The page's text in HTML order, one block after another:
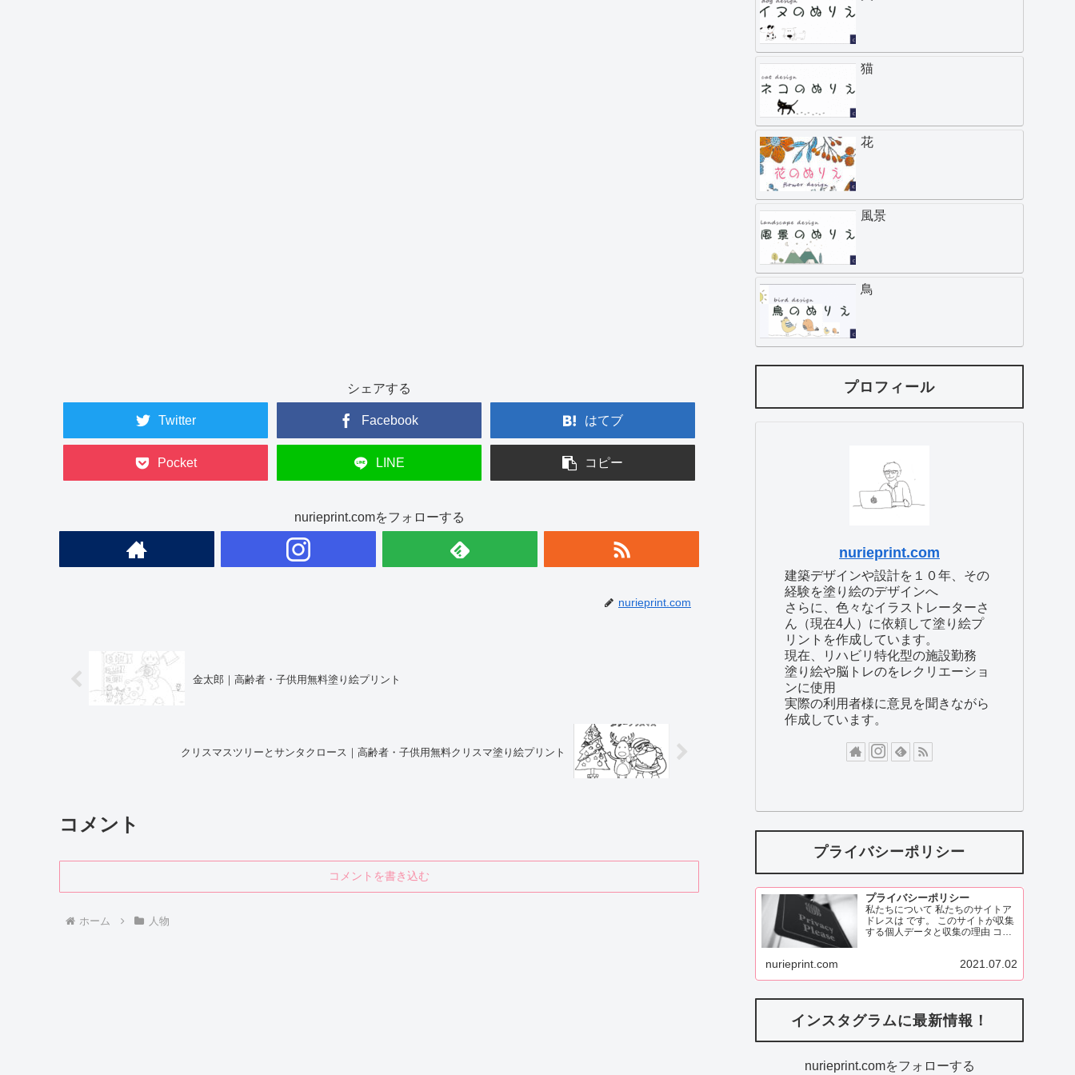
シェアする
Twitter Facebook はてブ
Pocket LINE コピー
nurieprint.comをフォローする
nurieprint.com
金太郎｜高齢者・子供用無料塗り絵プリント
クリスマスツリーとサンタクロース｜高齢者・子供用無料クリスマ塗り絵プリント
コメント
コメントを書き込む
ホーム 人物
猫
花
風景
鳥
プロフィール
nurieprint.com
建築デザインや設計を１０年、その
経験を塗り絵のデザインへ
さらに、色々なイラストレーターさ
ん（現在4人）に依頼して塗り絵プ
リントを作成しています。
現在、リハビリ特化型の施設勤務
塗り絵や脳トレのをレクリエーショ
ンに使用
実際の利用者様に意見を聞きながら
作成しています。
プライバシーポリシー
プライバシーポリシー
私たちについて 私たちのサイトア
ドレスは です。 このサイトが収集
する個人データと収集の理由 コメ
表示されているデータ、
nurieprint.com 2021.07.02
インスタグラムに最新情報！
nurieprint.comをフォローする